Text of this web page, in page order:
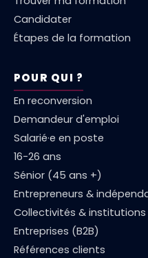
Candidater
Étapes de la formation
POUR QUI ?
En reconversion
Demandeur d'emploi
Salarié·e en poste
16-26 ans
Sénior (45 ans +)
Entrepreneurs &
Collectivités & institutions
Entreprises (B2B)
Références clients